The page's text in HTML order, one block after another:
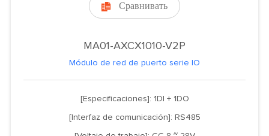
 Сравнивать
MA01-AXCX1010-V2P
Módulo de red de puerto serie IO
[Especificaciones]: 1DI + 1DO
[Interfaz de comunicación]: RS485